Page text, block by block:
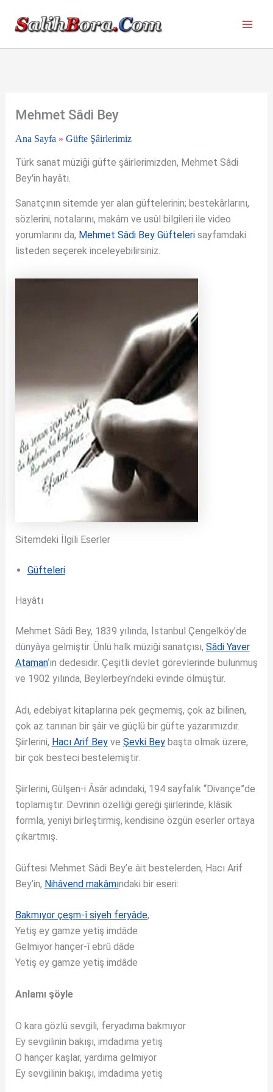
Mehmet Sâdi Bey
Ana Sayfa » Güfte Şâirlerimiz
Türk sanat müziği güfte şâirlerimizden, Mehmet Sâdi
Bey'in hayâtı.
Sanatçının sitemde yer alan güftelerinin; bestekârlarını,
sözlerini, notalarını, makâm ve usûl bilgileri ile video
yorumlarını da, Mehmet Sâdi Bey Güftelerisayfamdaki
listeden seçerek inceleyebilirsiniz.
Sitemdeki İlgili Eserler
Güfteleri
Hayâtı
Mehmet Sâdi Bey, 1839 yılında, İstanbul Çengelköy’de
dünyâya gelmiştir. Ünlü halk müziği sanatçısı, Sâdi Yaver
Ataman‘ın dedesidir. Çeşitli devlet görevlerinde bulunmuş
ve 1902 yılında, Beylerbeyi’ndeki evinde ölmüştür.
Adı, edebiyat kitaplarına pek geçmemiş, çok az bilinen,
çok az tanınan bir şâir ve güçlü bir güfte yazarımızdır.
Şiirlerini, Hacı Arif Beyve Şevki Beybaşta olmak üzere,
bir çok besteci bestelemiştir.
Şiirlerini, Gülşen-i Âsâr adındaki, 194 sayfalık “Divançe”de
toplamıştır. Devrinin özelliği gereği şiirlerinde, klâsik
formla, yeniyi birleştirmiş, kendisine özgün eserler ortaya
çıkartmış.
Güftesi Mehmet Sâdi Bey’e âit bestelerden, Hacı Arif
Bey’in, Nihâvend makâmındaki bir eseri:
Bakmıyor çeşm-î siyeh feryâde,
Yetiş ey gamze yetiş imdâde
Gelmiyor hançer-î ebrû dâde
Yetiş ey gamze yetiş imdâde
Anlamı şöyle
O kara gözlü sevgili, feryadıma bakmıyor
Ey sevgilinin bakışı, imdadıma yetiş
O hançer kaşlar, yardıma gelmiyor
Ey sevgilinin bakışı, imdadıma yetiş